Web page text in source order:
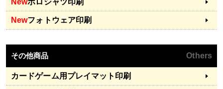
Newフォトウェア印刷
その他商品 Others
カードゲーム用プレイマット印刷